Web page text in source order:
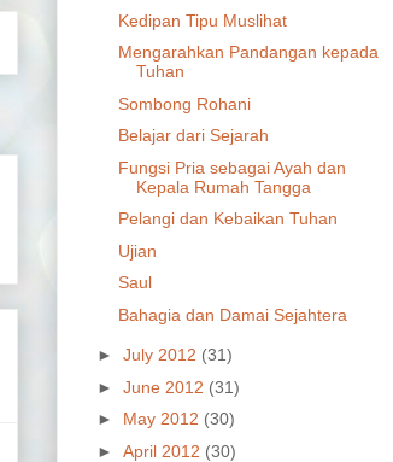
Kedipan Tipu Muslihat
Mengarahkan Pandangan kepada
Tuhan
Sombong Rohani
Belajar dari Sejarah
Fungsi Pria sebagai Ayah dan
Kepala Rumah Tangga
Pelangi dan Kebaikan Tuhan
Ujian
Saul
Bahagia dan Damai Sejahtera
► July 2012 (31)
► June 2012 (31)
► May 2012 (30)
► April 2012 (30)